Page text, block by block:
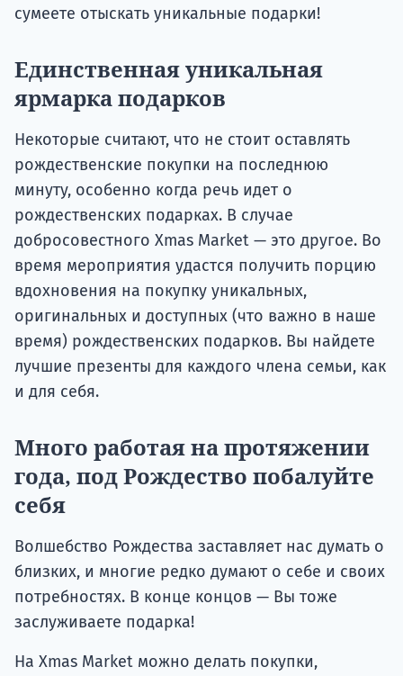
сумеете отыскать уникальные подарки!
Единственная уникальная
ярмарка подарков
Некоторые считают, что не стоит оставлять
рождественские покупки на последнюю
минуту, особенно когда речь идет о
рождественских подарках. В случае
добросовестного Xmas Market — это другое. Во
время мероприятия удастся получить порцию
вдохновения на покупку уникальных,
оригинальных и доступных (что важно в наше
время) рождественских подарков. Вы найдете
лучшие презенты для каждого члена семьи, как
и для себя.
Много работая на протяжении
года, под Рождество побалуйте
себя
Волшебство Рождества заставляет нас думать о
близких, и многие редко думают о себе и своих
потребностях. В конце концов — Вы тоже
заслуживаете подарка!
На Xmas Market можно делать покупки,